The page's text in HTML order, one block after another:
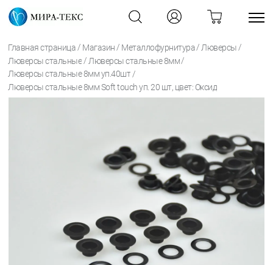
Главная страница / Магазин / Металлофурнитура / Люверсы /
Люверсы стальные / Люверсы стальные 8мм /
Люверсы стальные 8мм уп.40шт /
Люверсы стальные 8мм Soft touch уп. 20 шт, цвет: Оксид